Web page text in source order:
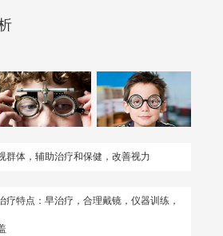
群体，辅助治疗和保健，改善视力
疗特点：早治疗，合理戴镜，仪器训练，